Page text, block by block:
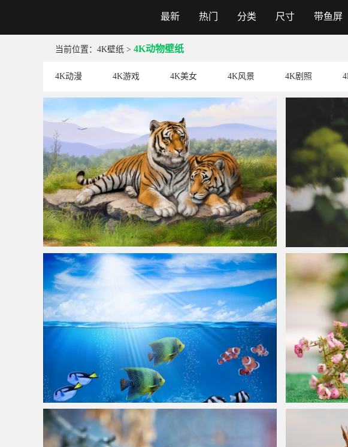
彼岸图网
最新 热门 分类 尺寸 带鱼屏
当前位置： 4K壁纸 > 4K动物壁纸
4K动漫 4K游戏 4K美女 4K风景 4K剧照
两只老虎手绘风景图片 猫猫,躺着,看着
珊瑚礁,水下,海洋,鱼的